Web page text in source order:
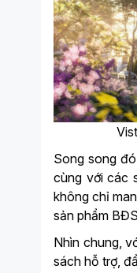
Song song
cùng với các
không chỉ
sản phẩm
Nhìn chung,
sách hỗ trợ,